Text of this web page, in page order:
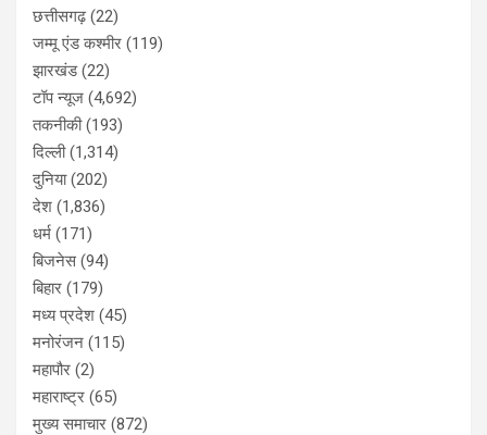
छत्तीसगढ़(22)
जम्मू एंड कश्मीर (119)
झारखंड(22)
टॉप न्यूज (4,692)
तकनीकी(193)
दिल्ली(1,314)
दुनिया(202)
देश (1,836)
धर्म (171)
बिजनेस(94)
बिहार (179)
मध्य प्रदेश (45)
मनोरंजन (115)
महापौर (2)
महाराष्ट्र (65)
मुख्य समाचार (872)